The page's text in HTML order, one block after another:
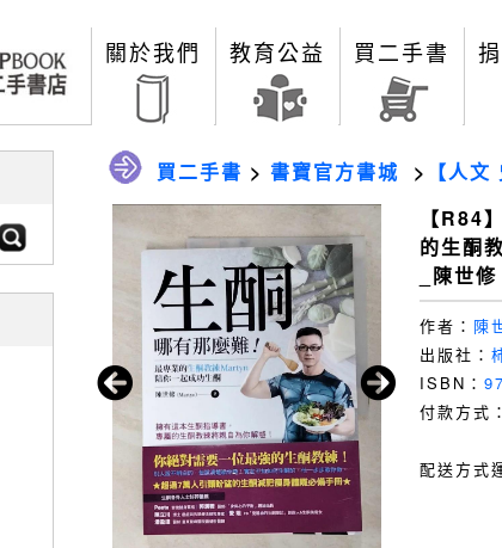
關於我們 教育公益 買二手書
買二手書 > 書寶官方書城 > 【人文
【R84
的生酮
_陳世修
作者： 陳
出版社：
ISBN：
付款方式：
配送方式